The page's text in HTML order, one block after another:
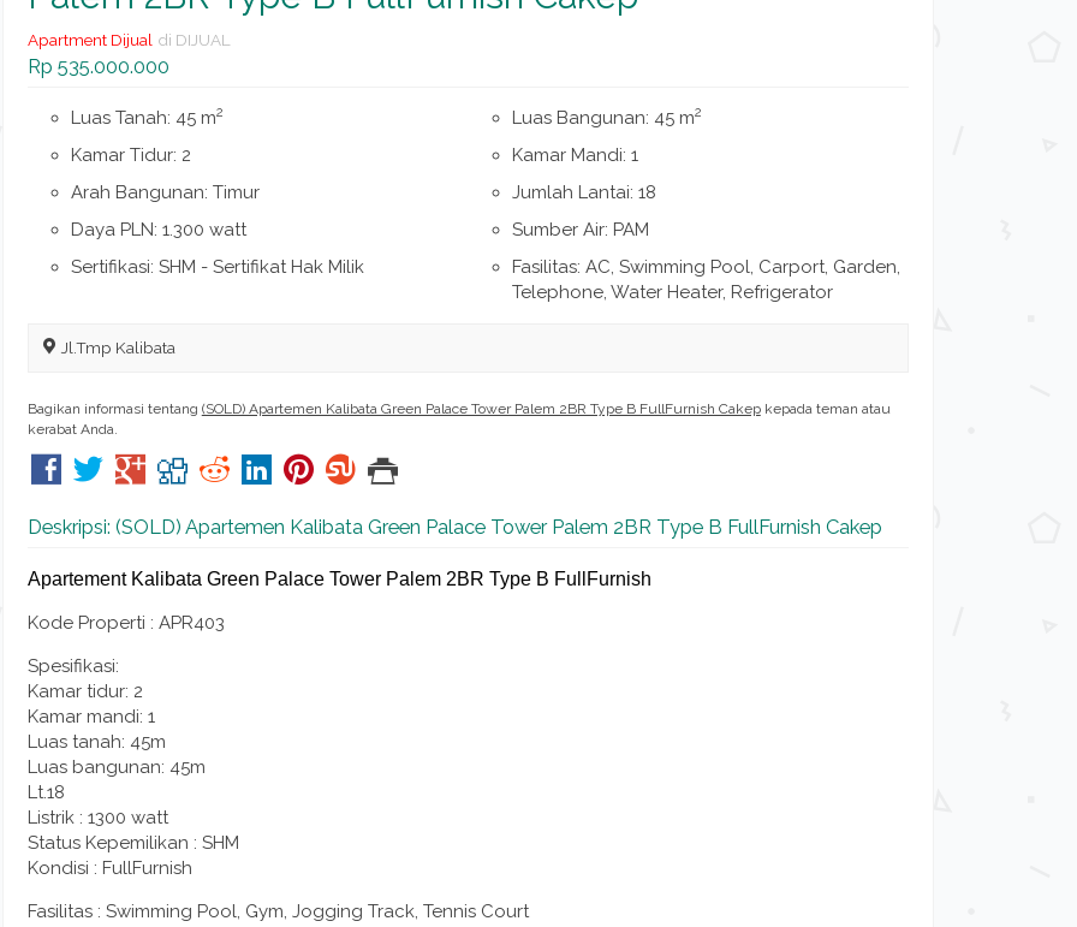
Apartment Dijual di DIJUAL
Rp 535.000.000
Luas Tanah: 45 m2 Luas Bangunan: 45 m2
Kamar Tidur: 2
Kamar Mandi: 1
Arah Bangunan: Timur
Jumlah Lantai: 18
Daya PLN: 1.300 watt
Sumber Air: PAM
Sertifikasi: SHM - Sertifikat Hak Milik
Fasilitas: AC, Swimming Pool, Carport, Garden,
Telephone, Water Heater, Refrigerator
Jl.Tmp Kalibata
Bagikan informasi tentang (SOLD) Apartemen Kalibata Green Palace Tower Palem 2BR Type B FullFurnish Cakepkepada teman atau
kerabat Anda.
Deskripsi: (SOLD) Apartemen Kalibata Green Palace Tower Palem 2BR Type B FullFurnish Cakep
Apartement Kalibata Green Palace Tower Palem 2BR Type B FullFurnish
Kode Properti : APR403
Spesifikasi:
Kamar tidur: 2
Kamar mandi: 1
Luas tanah: 45m
Luas bangunan: 45m
Lt.18
Listrik : 1300 watt
Status Kepemilikan : SHM
Kondisi : FullFurnish
Fasilitas : Swimming Pool, Gym, Jogging Track, Tennis Court